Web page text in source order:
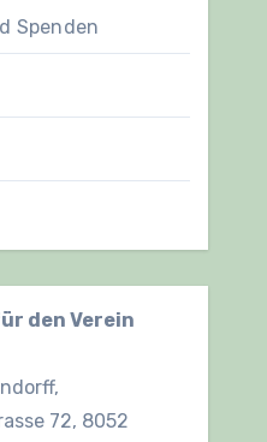
Spenden
den Verein
72, 8052